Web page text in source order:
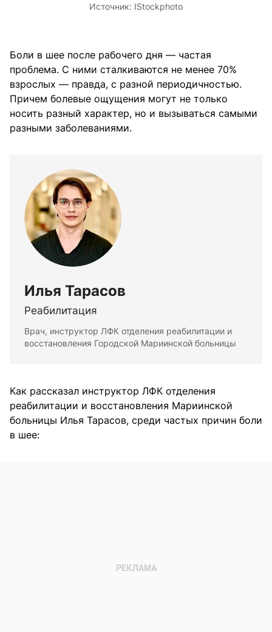
Источник: IStockphoto
Боли в шее после рабочего дня — частая
проблема. С ними сталкиваются не менее 70%
взрослых — правда, с разной периодичностью.
Причем болевые ощущения могут не только
носить разный характер, но и вызываться самыми
разными заболеваниями.
Илья Тарасов
Реабилитация
Врач, инструктор ЛФК отделения реабилитации и
восстановления Городской Мариинской больницы
Как рассказал инструктор ЛФК отделения
реабилитации и восстановления Мариинской
больницы Илья Тарасов, среди частых причин боли
в шее: